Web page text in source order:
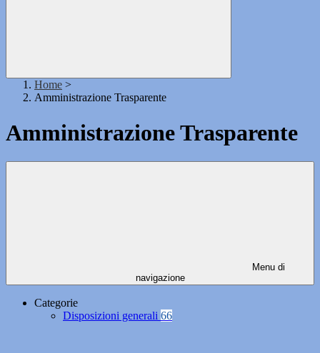
Home >
Amministrazione Trasparente
Amministrazione Trasparente
Menu di
navigazione
Categorie
Disposizioni generali 66